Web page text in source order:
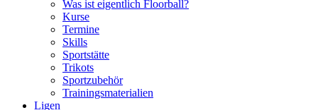
Was ist eigentlich Floorball?
Kurse
Termine
Skills
Sportstätte
Trikots
Sportzubehör
Trainingsmaterialien
Ligen